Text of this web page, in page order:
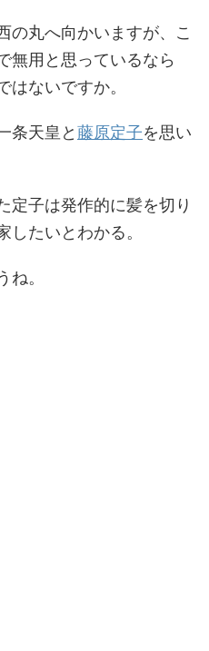
の丸へ向かいますが、こ
無用と思っているなら
はないですか。
条天皇と藤原定子を思い
定子は発作的に髪を切り
したいとわかる。
ね。